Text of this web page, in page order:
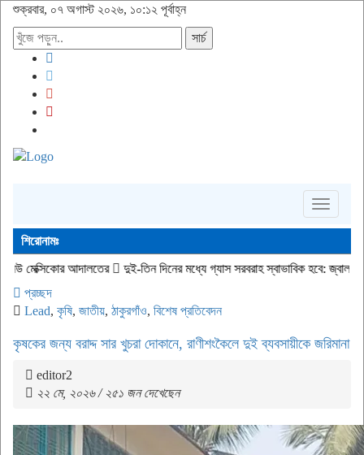
শুক্রবার, ০৭ অগাস্ট ২০২৬, ১০:১২ পূর্বাহ্ন
সার্চ
Toggle
শিরোনামঃ
দুই-তিন দিনের মধ্যে গ্যাস সরবরাহ স্বাভাবিক হবে: জ্বালানি মন্ত্রী
জীবিত
প্রচ্ছদ
Lead, কৃষি, জাতীয়, ঠাকুরগাঁও, বিশেষ প্রতিবেদন
কৃষকের জন্য বরাদ্দ সার খুচরা দোকানে, রাণীশংকৈলে দুই ব্যবসায়ীকে জরিমানা
editor2
২২ মে, ২০২৬ / ২৫১ জন দেখেছেন